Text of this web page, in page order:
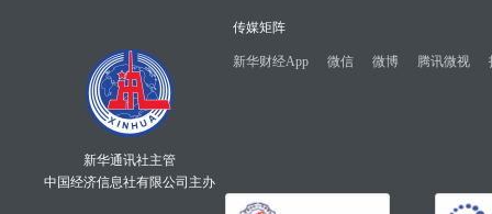
新华通讯社主管
中国经济信息社有限公司主办
传媒矩阵
新华财经App 微信 微博 腾讯微视